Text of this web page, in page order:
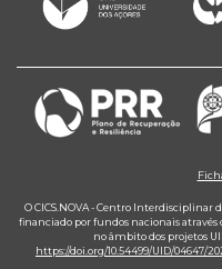
O CICS.NOVA - Centro Interdisciplinar
financiado por fundos nacionais através
no âmbito dos projetos
https://doi.org/10.54499/UID/04647/